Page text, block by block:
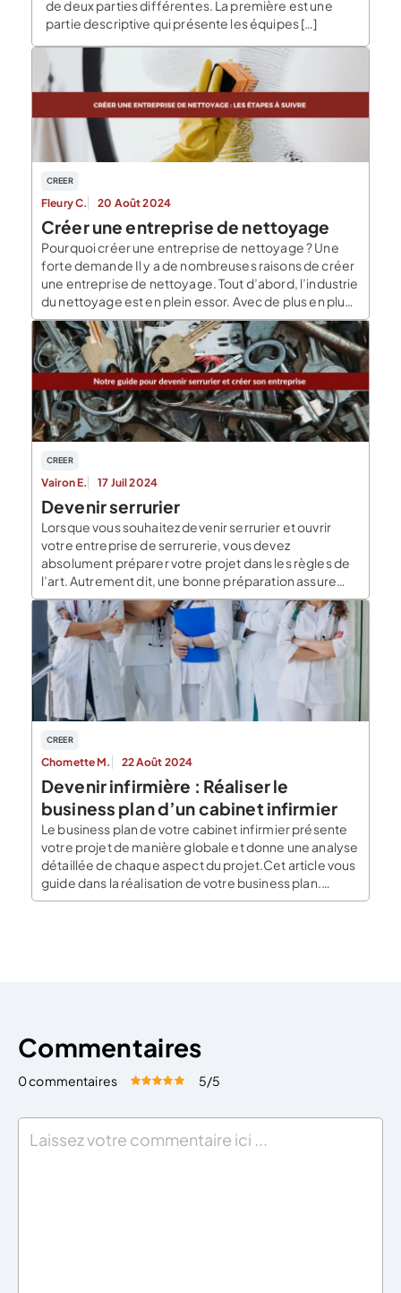
de deux parties différentes. La première est une
partie descriptive qui présente les équipes […]
CREER
Fleury C. 20 Août 2024
Créer une entreprise de nettoyage
Pourquoi créer une entreprise de nettoyage ? Une
forte demande Il y a de nombreuses raisons de créer
une entreprise de nettoyage. Tout d’abord, l’industrie
du nettoyage est en plein essor. Avec de plus en plus
de gens qui travaillent, le temps disponible pour le
nettoyage est limité. Les gens recherchent donc des
entreprises de […]
CREER
Vairon E. 17 Juil 2024
Devenir serrurier
Lorsque vous souhaitez devenir serrurier et ouvrir
votre entreprise de serrurerie, vous devez
absolument préparer votre projet dans les règles de
l’art. Autrement dit, une bonne préparation assure
une étude poussée et une rentabilité future
améliorée. Devenir serrurier : qui peut ouvrir une
entreprise de serrurerie ? Pour devenir serrurier, vous
devez : Avoir la […]
CREER
Chomette M. 22 Août 2024
Devenir infirmière : Réaliser le
business plan d’un cabinet infirmier
Le business plan de votre cabinet infirmier présente
votre projet de manière globale et donne une analyse
détaillée de chaque aspect du projet.Cet article vous
guide dans la réalisation de votre business plan.
Qu’est-ce qu’un business plan ? Le business plan est
Commentaires
0 commentaires Évaluez cet article:
5/5